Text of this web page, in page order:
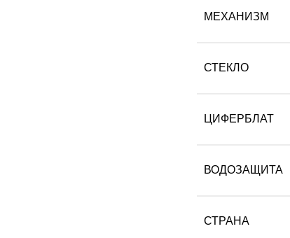
МЕХАНИЗМ
СТЕКЛО
ЦИФЕРБЛАТ
ВОДОЗАЩИТА
СТРАНА